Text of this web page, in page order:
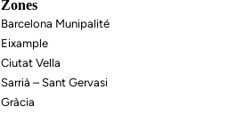
Zones
Barcelona Munipalité
Eixample
Ciutat Vella
Sarrià – Sant Gervasi
Gràcia